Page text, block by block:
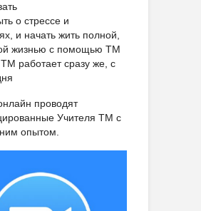
о стрессе и
и начать жить полной,
жизнью с помощью ТМ
работает сразу же, с
проводят
Учителя ТМ с
опытом.